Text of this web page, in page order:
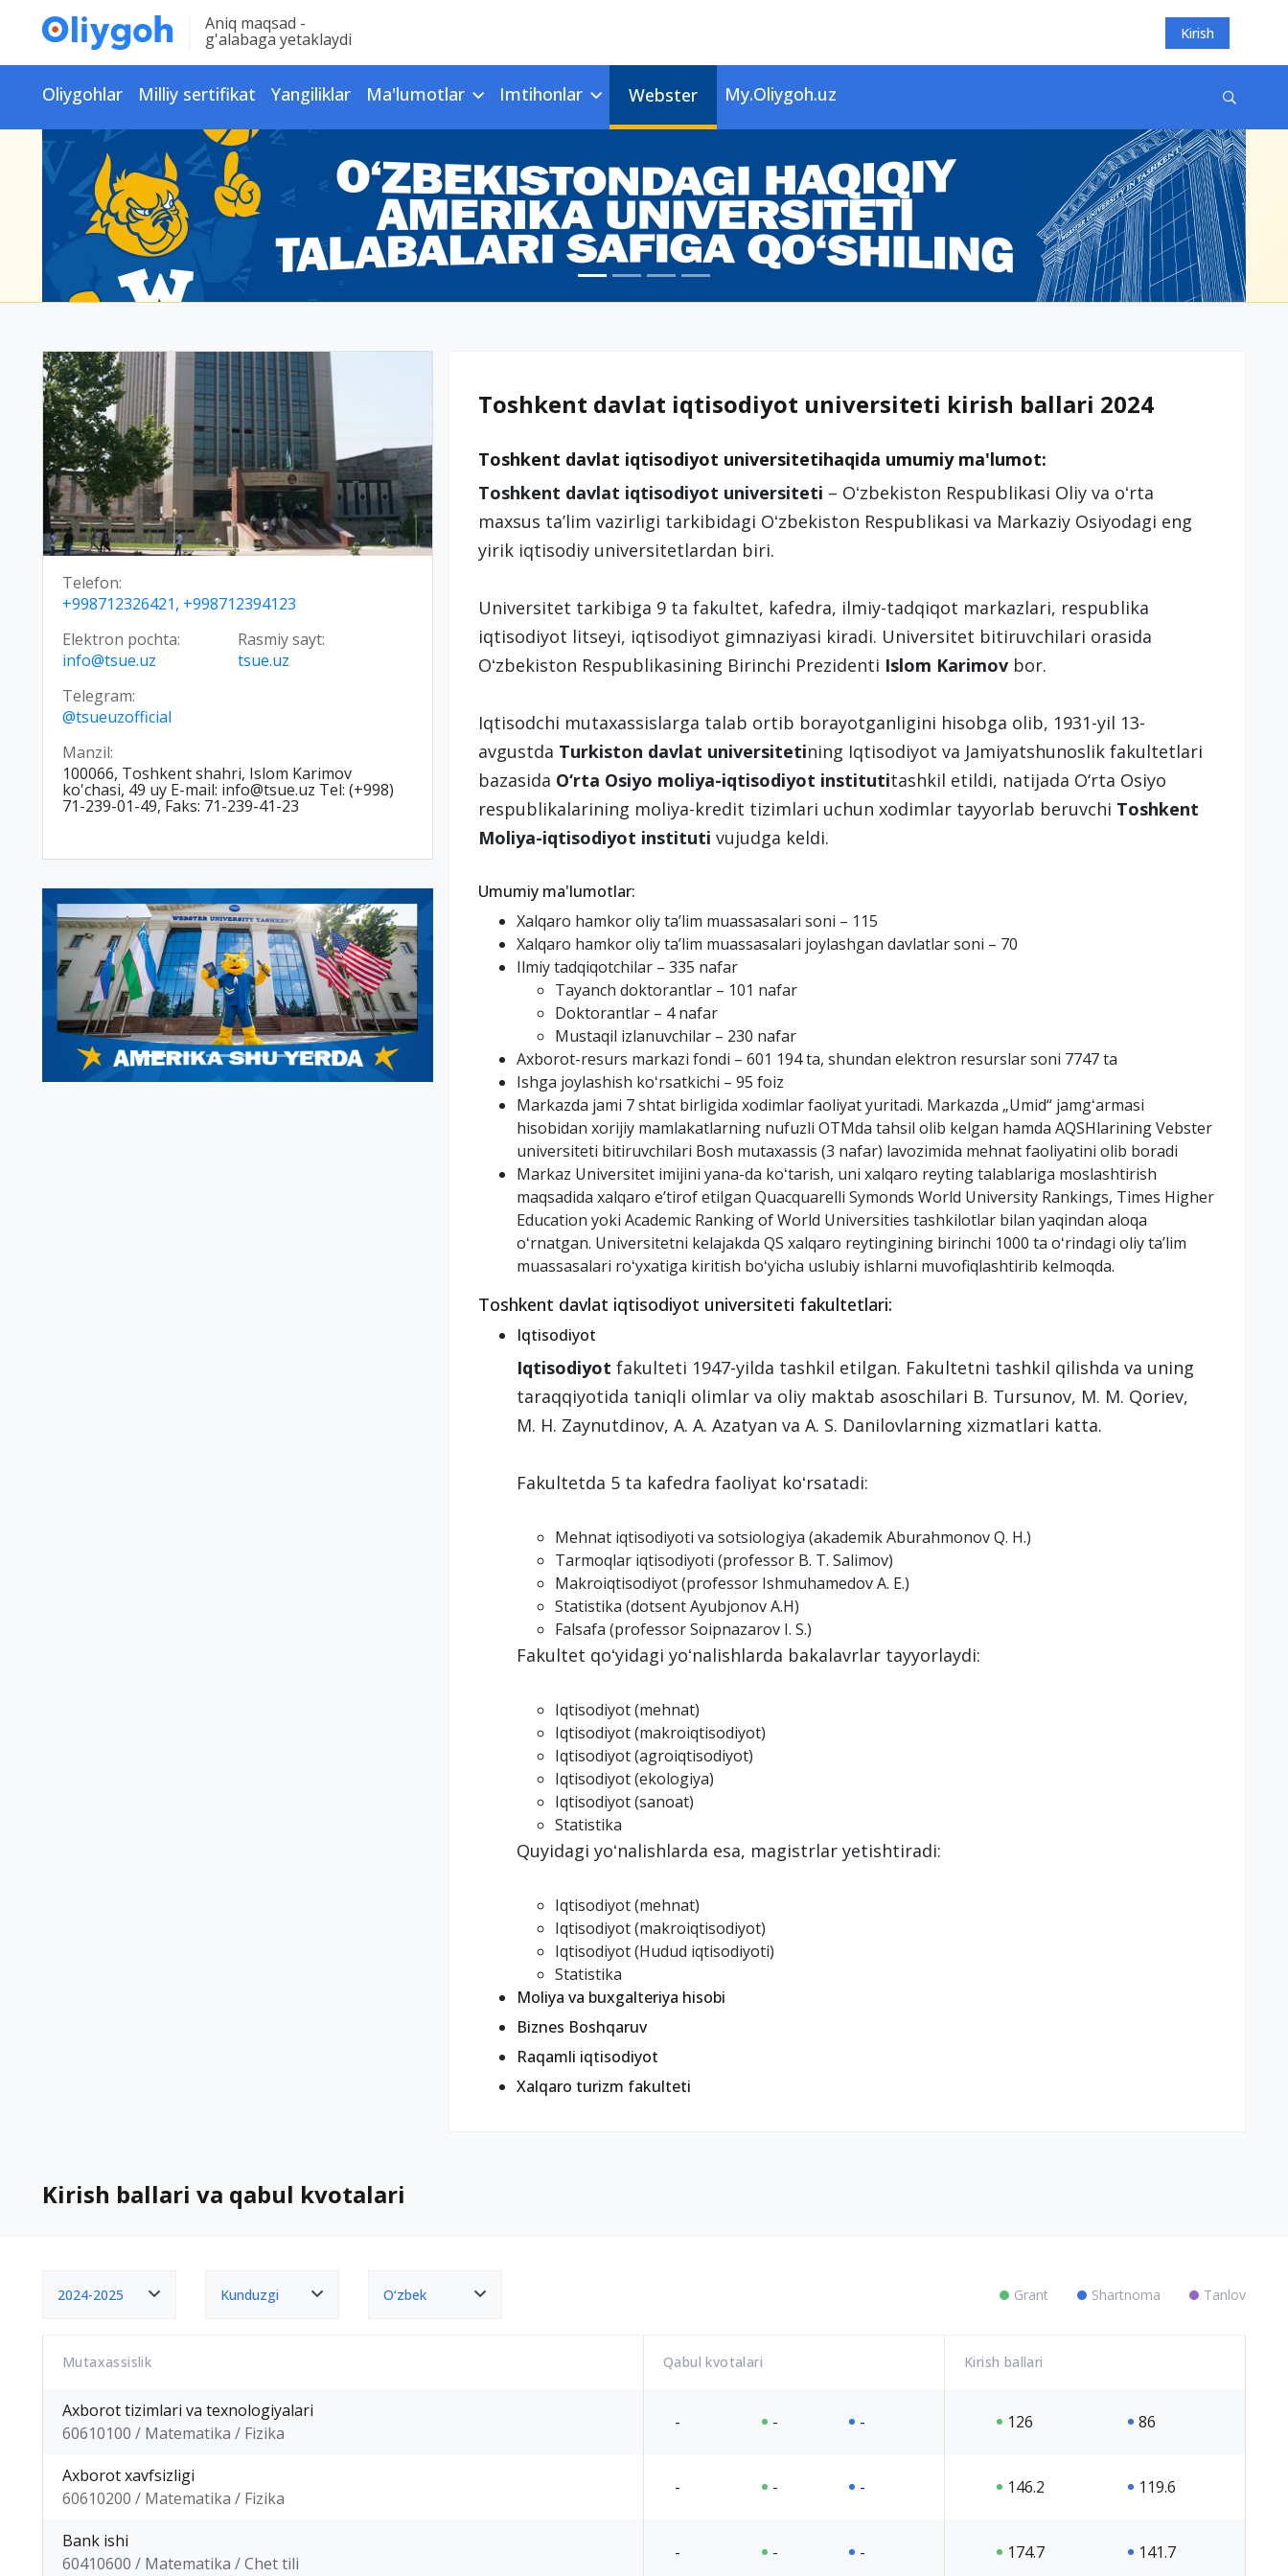
Aniq maqsad -
g'alabaga yetaklaydi Kirish
Oliygohlar Milliy sertifikat Yangiliklar Ma'lumotlar Imtihonlar Webster My.Oliygoh.uz
Telefon:
+998712326421, +998712394123
Elektron pochta:
info@tsue.uz
Rasmiy sayt:
tsue.uz
Telegram:
@tsueuzofficial
Manzil:
100066, Toshkent shahri, Islom Karimov
ko'chasi, 49 uy E-mail: info@tsue.uz Tel: (+998)
71-239-01-49, Faks: 71-239-41-23
Toshkent davlat iqtisodiyot universiteti kirish ballari 2024
Toshkent davlat iqtisodiyot universitetihaqida umumiy ma'lumot:
Toshkent davlat iqtisodiyot universiteti – Oʻzbekiston Respublikasi Oliy va oʻrta
maxsus taʼlim vazirligi tarkibidagi Oʻzbekiston Respublikasi va Markaziy Osiyodagi eng
yirik iqtisodiy universitetlardan biri.
Universitet tarkibiga 9 ta fakultet, kafedra, ilmiy-tadqiqot markazlari, respublika
iqtisodiyot litseyi, iqtisodiyot gimnaziyasi kiradi. Universitet bitiruvchilari orasida
Oʻzbekiston Respublikasining Birinchi Prezidenti Islom Karimovbor.
Iqtisodchi mutaxassislarga talab ortib borayotganligini hisobga olib, 1931-yil 13-
avgustda Turkiston davlat universitetining Iqtisodiyot va Jamiyatshunoslik fakultetlari
bazasida O‘rta Osiyo moliya-iqtisodiyot institutitashkil etildi, natijada O‘rta Osiyo
respublikalarining moliya-kredit tizimlari uchun xodimlar tayyorlab beruvchi Toshkent
Moliya-iqtisodiyot instituti vujudga keldi.
Umumiy ma'lumotlar:
Xalqaro hamkor oliy taʼlim muassasalari soni – 115
Xalqaro hamkor oliy taʼlim muassasalari joylashgan davlatlar soni – 70
Ilmiy tadqiqotchilar – 335 nafar
Tayanch doktorantlar – 101 nafar
Doktorantlar – 4 nafar
Mustaqil izlanuvchilar – 230 nafar
Axborot-resurs markazi fondi – 601 194 ta, shundan elektron resurslar soni 7747 ta
Ishga joylashish koʻrsatkichi – 95 foiz
Markazda jami 7 shtat birligida xodimlar faoliyat yuritadi. Markazda „Umid“ jamgʻarmasi
hisobidan xorijiy mamlakatlarning nufuzli OTMda tahsil olib kelgan hamda AQSHlarining Vebster
universiteti bitiruvchilari Bosh mutaxassis (3 nafar) lavozimida mehnat faoliyatini olib boradi
Markaz Universitet imijini yana-da koʻtarish, uni xalqaro reyting talablariga moslashtirish
maqsadida xalqaro eʼtirof etilgan Quacquarelli Symonds World University Rankings, Times Higher
Education yoki Academic Ranking of World Universities tashkilotlar bilan yaqindan aloqa
oʻrnatgan. Universitetni kelajakda QS xalqaro reytingining birinchi 1000 ta oʻrindagi oliy taʼlim
muassasalari roʻyxatiga kiritish boʻyicha uslubiy ishlarni muvofiqlashtirib kelmoqda.
Toshkent davlat iqtisodiyot universiteti fakultetlari:
Iqtisodiyot
Iqtisodiyot fakulteti 1947-yilda tashkil etilgan. Fakultetni tashkil qilishda va uning
taraqqiyotida taniqli olimlar va oliy maktab asoschilari B. Tursunov, M. M. Qoriev,
M. H. Zaynutdinov, A. A. Azatyan va A. S. Danilovlarning xizmatlari katta.
Fakultetda 5 ta kafedra faoliyat koʻrsatadi:
Mehnat iqtisodiyoti va sotsiologiya (akademik Aburahmonov Q. H.)
Tarmoqlar iqtisodiyoti (professor B. T. Salimov)
Makroiqtisodiyot (professor Ishmuhamedov A. E.)
Statistika (dotsent Ayubjonov A.H)
Falsafa (professor Soipnazarov I. S.)
Fakultet qoʻyidagi yoʻnalishlarda bakalavrlar tayyorlaydi:
Iqtisodiyot (mehnat)
Iqtisodiyot (makroiqtisodiyot)
Iqtisodiyot (agroiqtisodiyot)
Iqtisodiyot (ekologiya)
Iqtisodiyot (sanoat)
Statistika
Quyidagi yoʻnalishlarda esa, magistrlar yetishtiradi:
Iqtisodiyot (mehnat)
Iqtisodiyot (makroiqtisodiyot)
Iqtisodiyot (Hudud iqtisodiyoti)
Statistika
Moliya va buxgalteriya hisobi
Biznes Boshqaruv
Raqamli iqtisodiyot
Xalqaro turizm fakulteti
Kirish ballari va qabul kvotalari
2024-2025 Kunduzgi O‘zbek Grant Shartnoma Tanlov
Mutaxassislik Qabul kvotalari Kirish ballari
Axborot tizimlari va texnologiyalari
60610100 / Matematika / Fizika
- - - 126 86
Axborot xavfsizligi
60610200 / Matematika / Fizika
- - - 146.2 119.6
Bank ishi
60410600 / Matematika / Chet tili
- - - 174.7 141.7